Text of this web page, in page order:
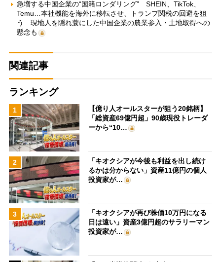
急増する中国企業の“国籍ロンダリング” SHEIN、TikTok、
Temu…本社機能を海外に移転させ、トランプ関税の回避を狙
う 現地人を隠れ蓑にした中国企業の農業参入・土地取得への
懸念も
関連記事
ランキング
1
【億り人オールスターが狙う20銘柄】
「総資産69億円超」90歳現役トレーダ
ーから“10…
2
「キオクシアが今後も利益を出し続け
るかは分からない」資産11億円の個人
投資家が…
3
「キオクシアが再び株価10万円になる
日は遠い」資産3億円超のサラリーマン
投資家が…